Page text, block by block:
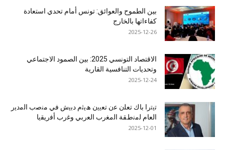
بين الطموح والعوائق: تونس أمام تحدي استعادة
كفاءاتها بالخارج
2025-12-26
الاقتصاد التونسي 2025: بين الصمود الاجتماعي
وتحديات التنافسية القارية
2025-12-24
ﺗﯾﺗرا ﺑﺎك ﺗﻌﻠن ﻋن ﺗﻌﯾﯾن ھﯾﺛم دﺑﯾش ﻓﻲ ﻣﻧﺻب اﻟﻣدﯾر
اﻟﻌﺎم ﻟﻣﻧطﻘﺔ اﻟﻣﻐرب اﻟﻌرﺑﻲ وﻏرب أﻓرﯾﻘﯾﺎ
2025-12-01